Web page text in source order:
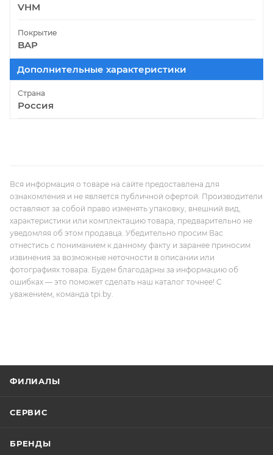
VHM
Покрытие
BAP
Дополнительные характеристики
Страна
Россия
Вся информация о товаре на сайте предоставлена для
ознакомления и не является публичной офертой. Производители
оставляют за собой право изменять упаковку, внешний вид,
характеристики или комплектацию товара, предварительно не
уведомляя об этом продавца. Убедительно просим Вас
отнестись с пониманием к данному факту и заранее приносим
извинения за возможные неточности в описании или
фотографиях товара. Будем благодарны за информацию об
ошибках — это поможет сделать наш каталог точнее! С
уважением, команда tpi.by.
ФИЛИАЛЫ
СЕРВИС
БРЕНДЫ